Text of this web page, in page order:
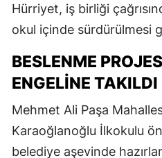
Hürriyet, iş birliği
okul içinde sürdürülmesi
BESLENME
ENGELINE TAKILDI
Mehmet Ali Paşa
Karaoğlanoğlu İlkokulu
belediye aşevinde